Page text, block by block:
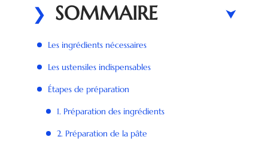
SOMMAIRE
Les ingrédients nécessaires
Les ustensiles indispensables
Étapes de préparation
1. Préparation des ingrédients
2. Préparation de la pâte